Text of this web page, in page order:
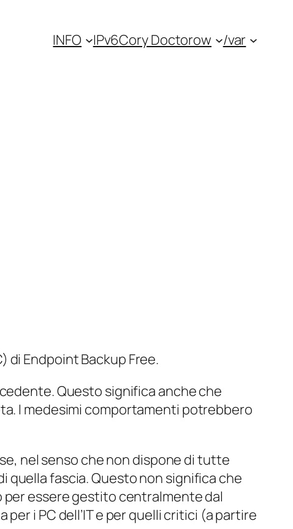
INFO IPv6Cory Doctorow /var
di Endpoint Backup Free.
Questo significa anche che
I medesimi comportamenti potrebbero
, nel senso che non dispone di tutte
fascia. Questo non significa che
per essere gestito centralmente dal
i PC dell’IT e per quelli critici (a partire